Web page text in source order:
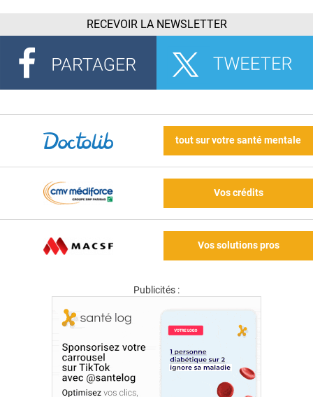
RECEVOIR LA NEWSLETTER
tout sur votre santé mentale
Vos crédits
Vos solutions pros
Publicités :